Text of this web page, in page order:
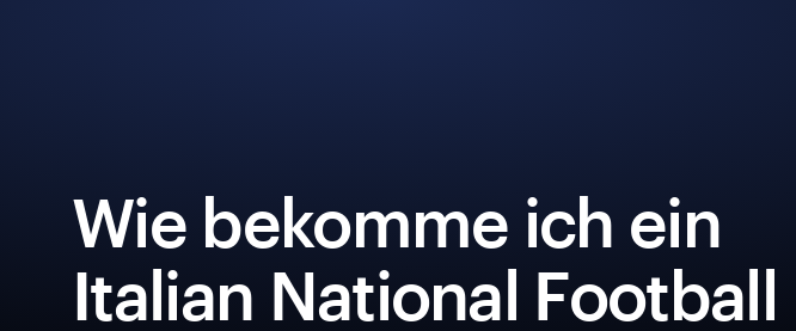
Wie bekomme ich ein
Italian National Football